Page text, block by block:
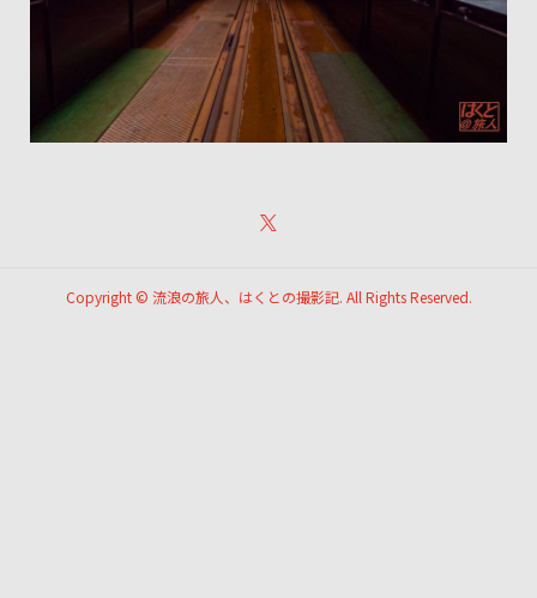
Copyright © 流浪の旅人、はくとの撮影記. All Rights Reserved.